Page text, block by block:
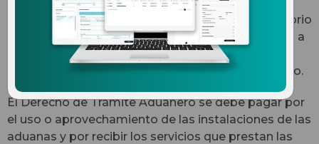
Las personas que introducen mercancías al territorio
nacional o las extraen del mismo, están obligadas a
pagar diversas contribuciones, entre las que se
encuentran el DTA o Derecho de Trámite Aduanero.
ElDerecho de Trámite Aduanero se debe pagar por
el uso o aprovechamiento de las instalaciones de las
aduanas y por recibir los servicios que prestan las